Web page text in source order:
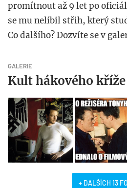
promítnout až 9 let po
se mu nelíbil střih, který
Co dalšího? Dozvíte se v
GALERIE
Kult hákového
+ DALŠÍCH 13